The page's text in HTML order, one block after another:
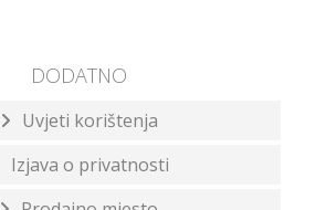
DODATNO
Uvjeti korištenja
Izjava o privatnosti